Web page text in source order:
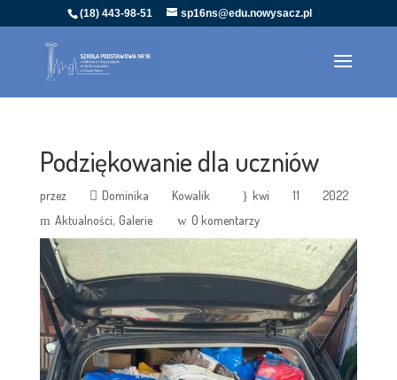
(18) 443-98-51 sp16ns@edu.nowysacz.pl
Podziękowanie dla uczniów
przez Dominika Kowalik
kwi 11 2022
Aktualności Galerie 0 komentarzy